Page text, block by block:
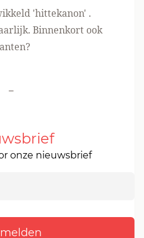
'hittekanon' .
Binnenkort ook
-
onze nieuwsbrief